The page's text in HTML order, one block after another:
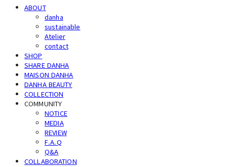
ABOUT
danha
sustainable
Atelier
contact
SHOP
SHARE DANHA
MAISON DANHA
DANHA BEAUTY
COLLECTION
COMMUNITY
NOTICE
MEDIA
REVIEW
F.A.Q
Q&A
COLLABORATION